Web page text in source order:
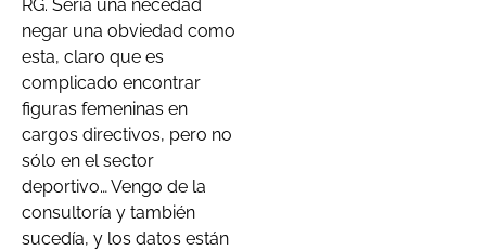
RG. Sería una necedad
negar una obviedad como
esta, claro que es
complicado encontrar
figuras femeninas en
cargos directivos, pero no
sólo en el sector
deportivo… Vengo de la
consultoría y también
sucedía, y los datos están